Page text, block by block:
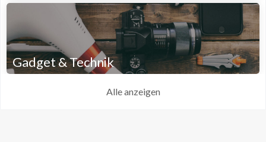
Gadget & Technik
Alle anzeigen